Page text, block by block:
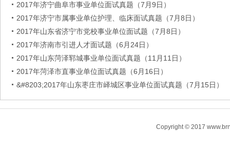
2017年济宁曲阜市事业单位面试真题（7月9日）
2017年济宁市属事业单位护理、临床面试真题（7月8日）
2017年山东省济宁市党校事业单位面试题（7月8日）
2017年济南市引进人才面试题（6月24日）
2017年山东菏泽郓城事业单位面试真题（11月11日）
2017年菏泽市直事业单位面试真题（6月16日）
&#8203;2017年山东枣庄市峄城区事业单位面试真题（7月15日）
Copyright © 2017